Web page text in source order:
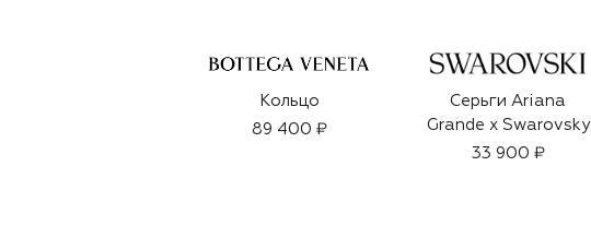
Кольцо
89 400 ₽
Серьги Ariana
Grande x Swarovsky
33 900 ₽